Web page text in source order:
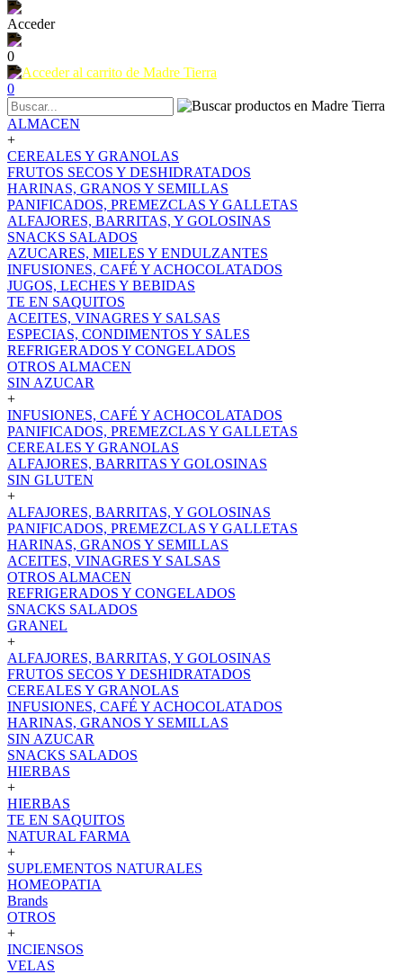
Acceder
0
0
ALMACEN
+
CEREALES Y GRANOLAS
FRUTOS SECOS Y DESHIDRATADOS
HARINAS, GRANOS Y SEMILLAS
PANIFICADOS, PREMEZCLAS Y GALLETAS
ALFAJORES, BARRITAS, Y GOLOSINAS
SNACKS SALADOS
AZUCARES, MIELES Y ENDULZANTES
INFUSIONES, CAFÉ Y ACHOCOLATADOS
JUGOS, LECHES Y BEBIDAS
TE EN SAQUITOS
ACEITES, VINAGRES Y SALSAS
ESPECIAS, CONDIMENTOS Y SALES
REFRIGERADOS Y CONGELADOS
OTROS ALMACEN
SIN AZUCAR
+
INFUSIONES, CAFÉ Y ACHOCOLATADOS
PANIFICADOS, PREMEZCLAS Y GALLETAS
CEREALES Y GRANOLAS
ALFAJORES, BARRITAS Y GOLOSINAS
SIN GLUTEN
+
ALFAJORES, BARRITAS, Y GOLOSINAS
PANIFICADOS, PREMEZCLAS Y GALLETAS
HARINAS, GRANOS Y SEMILLAS
ACEITES, VINAGRES Y SALSAS
OTROS ALMACEN
REFRIGERADOS Y CONGELADOS
SNACKS SALADOS
GRANEL
+
ALFAJORES, BARRITAS, Y GOLOSINAS
FRUTOS SECOS Y DESHIDRATADOS
CEREALES Y GRANOLAS
INFUSIONES, CAFÉ Y ACHOCOLATADOS
HARINAS, GRANOS Y SEMILLAS
SIN AZUCAR
SNACKS SALADOS
HIERBAS
+
HIERBAS
TE EN SAQUITOS
NATURAL FARMA
+
SUPLEMENTOS NATURALES
HOMEOPATIA
Brands
OTROS
+
INCIENSOS
VELAS